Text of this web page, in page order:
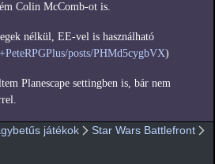
Colin McComb-ot is.
nélkül, EE-vel is használható
posts/PHMd5cygbVX)
Planescape settingben is, bár nem
játékok Star Wars Battlefront